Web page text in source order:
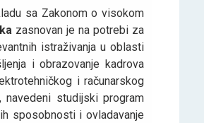
sa Zakonom o visokom
zasnovan je na potrebi za
istraživanja u oblasti
i obrazovanje kadrova
i računarskog
studijski program
sposobnosti i ovladavanje